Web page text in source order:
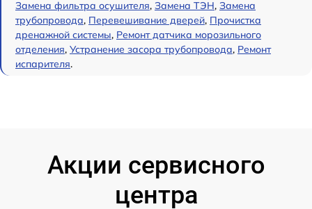
Замена фильтра осушителя, Замена ТЭН, Замена
трубопровода, Перевешивание дверей, Прочистка
дренажной системы, Ремонт датчика морозильного
отделения, Устранение засора трубопровода, Ремонт
испарителя.
Акции сервисного
центра